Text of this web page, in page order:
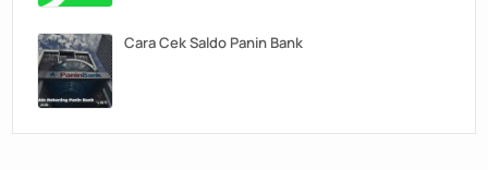
Cara Cek Saldo Panin Bank